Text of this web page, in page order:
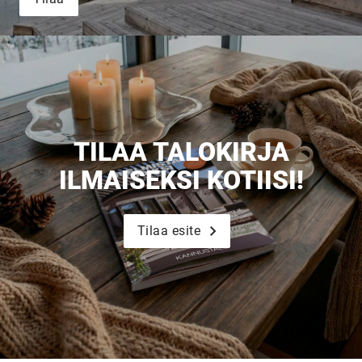
TILAA TALOKIRJA
ILMAISEKSI KOTIISI!
Tilaa esite
Upea yli 200-sivuinen talokirja!
Tilaa esite